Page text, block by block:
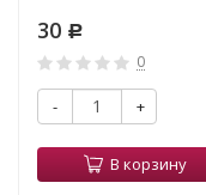
30 Р
0
- +
В корзину